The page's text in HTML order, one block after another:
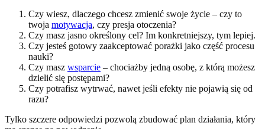
Czy wiesz, dlaczego chcesz zmienić swoje życie – czy to
twoja motywacja, czy presja otoczenia?
Czy masz jasno określony cel? Im konkretniejszy, tym lepiej.
Czy jesteś gotowy zaakceptować porażki jako część procesu
nauki?
Czy masz wsparcie – chociażby jedną osobę, z którą możesz
dzielić się postępami?
Czy potrafisz wytrwać, nawet jeśli efekty nie pojawią się od
razu?
Tylko szczere odpowiedzi pozwolą zbudować plan działania, który